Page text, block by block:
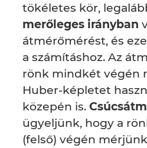
tökéletes kör,
merőleges irányban
átmérőmérést, és
a számításhoz. Az
rönk mindkét végén
Huber-képletet
közepén is.
ügyeljünk, hogy a
(felső) végén